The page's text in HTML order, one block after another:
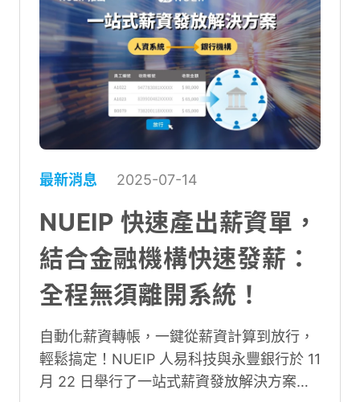
最新消息 2025-07-14
NUEIP 快速產出薪資單，
結合金融機構快速發薪：
全程無須離開系統！
自動化薪資轉帳，一鍵從薪資計算到放行，
輕鬆搞定！NUEIP 人易科技與永豐銀行於 11
月 22 日舉行了一站式薪資發放解決方案產